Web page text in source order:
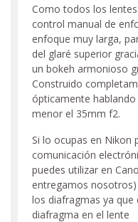
Como todos los
control manual de
enfoque muy larga,
del glaré superior
un bokeh armonioso
Construido
ópticamente
menor el 35mm f2.
Si lo ocupas en Nikon
comunicación
puedes utilizar en
entregamos
los diafragmas ya
diafragma en el lente